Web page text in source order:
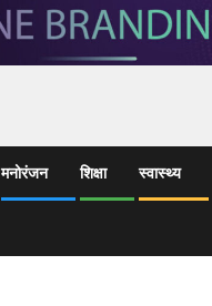
मनोरंजन शिक्षा स्वास्थ्य